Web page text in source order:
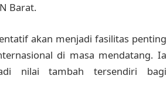
Barat.
akan menjadi fasilitas penting
di masa mendatang. Ia
nilai tambah tersendiri bagi